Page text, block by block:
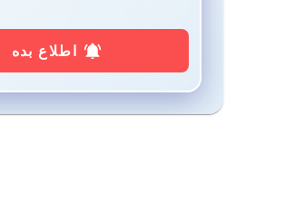
اطلاع بده